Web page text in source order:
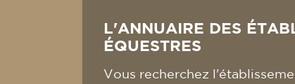
L'ANNUAIRE DES
ÉQUESTRES
Vous recherchez